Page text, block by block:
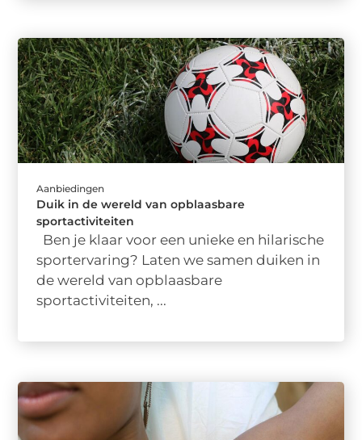
Aanbiedingen
Duik in de wereld van opblaasbare
sportactiviteiten
Ben je klaar voor een unieke en hilarische
sportervaring? Laten we samen duiken in
de wereld van opblaasbare
sportactiviteiten, ...